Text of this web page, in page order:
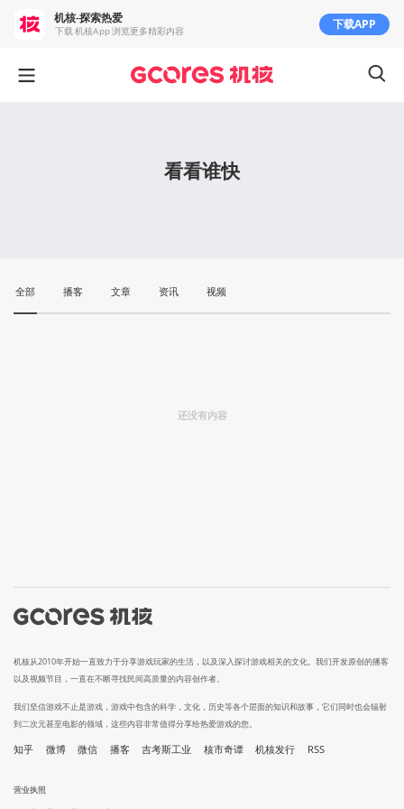
看看谁快
全部 播客 文章 资讯 视频
还没有内容
机核从2010年开始一直致力于分享游戏玩家的生活，以及深入探讨游戏相关的文化。我们开发原创的播客
以及视频节目，一直在不断寻找民间高质量的内容创作者。
我们坚信游戏不止是游戏，游戏中包含的科学，文化，历史等各个层面的知识和故事，它们同时也会辐射
到二次元甚至电影的领域，这些内容非常值得分享给热爱游戏的您。
知乎 微博 微信 播客 吉考斯工业 核市奇谭 机核发行 RSS
营业执照
机核-探索热爱
下载 机核App 浏览更多精彩内容 下载APP